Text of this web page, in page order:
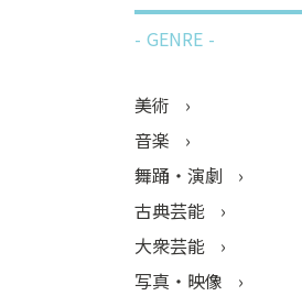
GENRE
美術
音楽
舞踊・演劇
古典芸能
大衆芸能
写真・映像